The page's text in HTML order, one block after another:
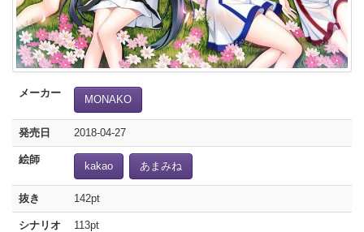
メーカー
MONAKO
発売日 2018-04-27
絵師
kakao あまみね
抜き 142pt
シナリオ 113pt